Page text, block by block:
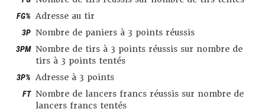
FG% Adresse au tir
3P Nombre de paniers à 3 points réussis
3PM Nombre de tirs à 3 points réussis sur nombre de
tirs à 3 points tentés
3P% Adresse à 3 points
FT Nombre de lancers francs réussis sur nombre de
lancers francs tentés